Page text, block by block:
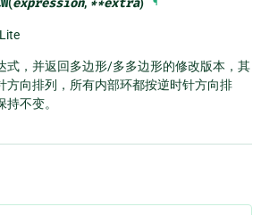
(expression, **extra) ¶
式，并返回多边形/多多边形的修改版本，其
方向排列，所有内部环都按逆时针方向排
不变。